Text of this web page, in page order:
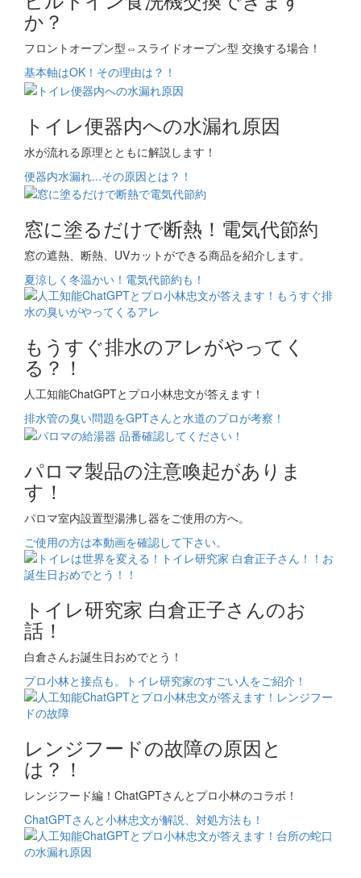
か？
フロントオープン型⇔スライドオープン型 交換する場合！
基本軸はOK！その理由は？！
トイレ便器内への水漏れ原因
水が流れる原理とともに解説します！
便器内水漏れ...その原因とは？！
窓に塗るだけで断熱！電気代節約
窓の遮熱、断熱、UVカットができる商品を紹介します。
夏涼しく冬温かい！電気代節約も！
もうすぐ排水のアレがやってく
る？！
人工知能ChatGPTとプロ小林忠文が答えます！
排水管の臭い問題をGPTさんと水道のプロが考察！
パロマ製品の注意喚起がありま
す！
パロマ室内設置型湯沸し器をご使用の方へ。
ご使用の方は本動画を確認して下さい。
トイレ研究家 白倉正子さんのお
話！
白倉さんお誕生日おめでとう！
プロ小林と接点も。トイレ研究家のすごい人をご紹介！
レンジフードの故障の原因と
は？！
レンジフード編！ChatGPTさんとプロ小林のコラボ！
ChatGPTさんと小林忠文が解説、対処方法も！